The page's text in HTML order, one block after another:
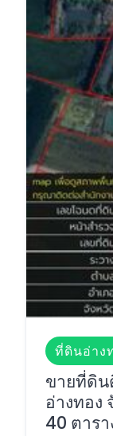
ที่ดินอ่าง
ขายที่ดิน
อ่างทอง
40 ตารา